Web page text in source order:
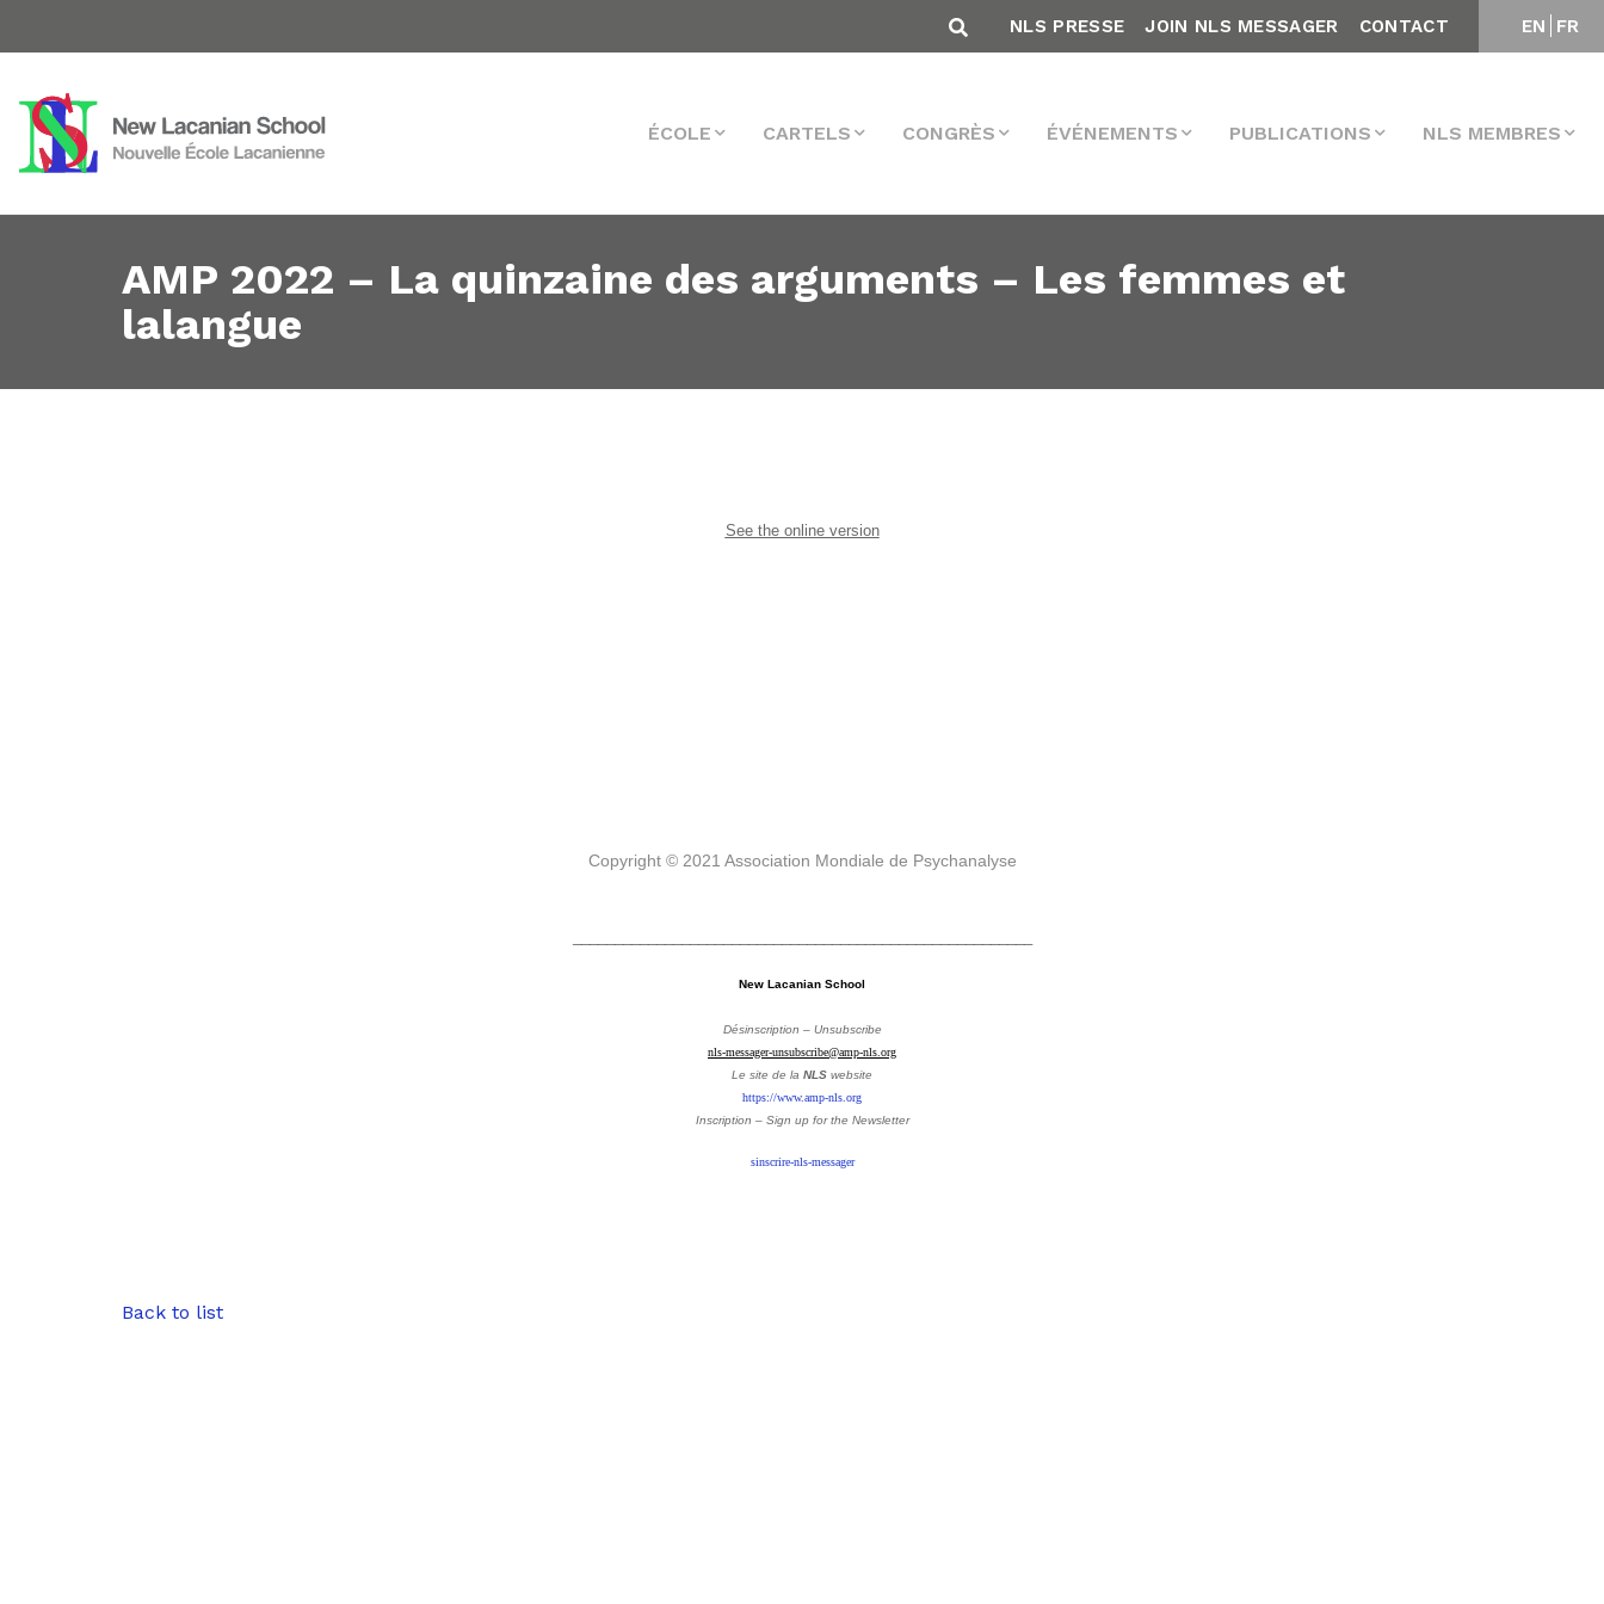
EN FR
NLS PRESSE JOIN NLS MESSAGER CONTACT
ÉCOLE CARTELS CONGRÈS ÉVÉNEMENTS PUBLICATIONS NLS MEMBRES
AMP 2022 – La quinzaine des arguments – Les femmes et
lalangue
See the online version
Copyright © 2021 Association Mondiale de Psychanalyse
New Lacanian School
Désinscription – Unsubscribe
nls-messager-unsubscribe@amp-nls.org
Le site de la NLS website
https://www.amp-nls.org
Inscription – Sign up for the Newsletter
sinscrire-nls-messager
Back to list